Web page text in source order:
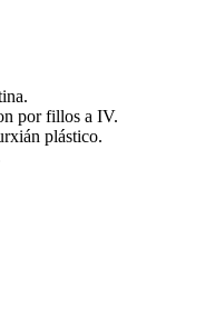
por fillos a IV.
plástico.